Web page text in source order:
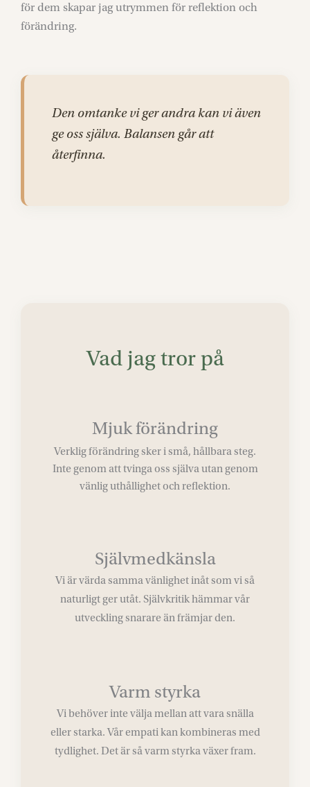
för dem skapar jag utrymmen för reflektion och
förändring.
Den omtanke vi ger andra kan vi även
ge oss själva. Balansen går att
återfinna.
Vad jag tror på
Mjuk förändring
Verklig förändring sker i små, hållbara steg.
Inte genom att tvinga oss själva utan genom
vänlig uthållighet och reflektion.
Självmedkänsla
Vi är värda samma vänlighet inåt som vi så
naturligt ger utåt. Självkritik hämmar vår
utveckling snarare än främjar den.
Varm styrka
Vi behöver inte välja mellan att vara snälla
eller starka. Vår empati kan kombineras med
tydlighet. Det är så varm styrka växer fram.